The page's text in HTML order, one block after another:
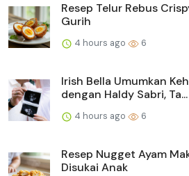
Resep Telur Rebus
Gurih
4 hours ago 6
Irish Bella Umumkan
dengan Haldy Sabri, Ta...
4 hours ago 6
Resep Nugget Ayam
Disukai Anak